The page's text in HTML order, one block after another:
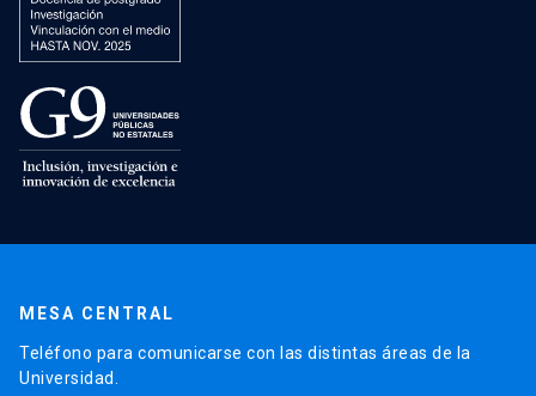
MESA CENTRAL
Teléfono para comunicarse con las distintas áreas de la
Universidad.